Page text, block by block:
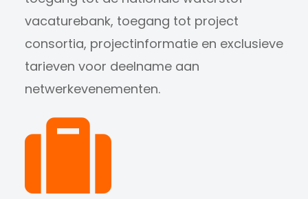
vacaturebank, toegang tot project
consortia, projectinformatie en exclusieve
tarieven voor deelname aan
netwerkevenementen.